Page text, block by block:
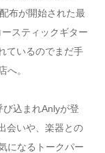
布が開始された最
スティックギター
ているのでまだ手
へ。
込まれAnlyが登
会いや、楽器との
になるトークパー